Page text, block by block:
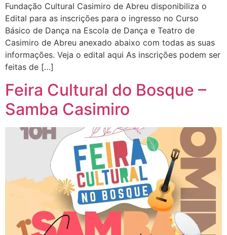
Fundação Cultural Casimiro de Abreu disponibiliza o
Edital para as inscrições para o ingresso no Curso
Básico de Dança na Escola de Dança e Teatro de
Casimiro de Abreu anexado abaixo com todas as suas
informações. Veja o edital aqui As inscrições podem ser
feitas de […]
Feira Cultural do Bosque –
Samba Casimiro